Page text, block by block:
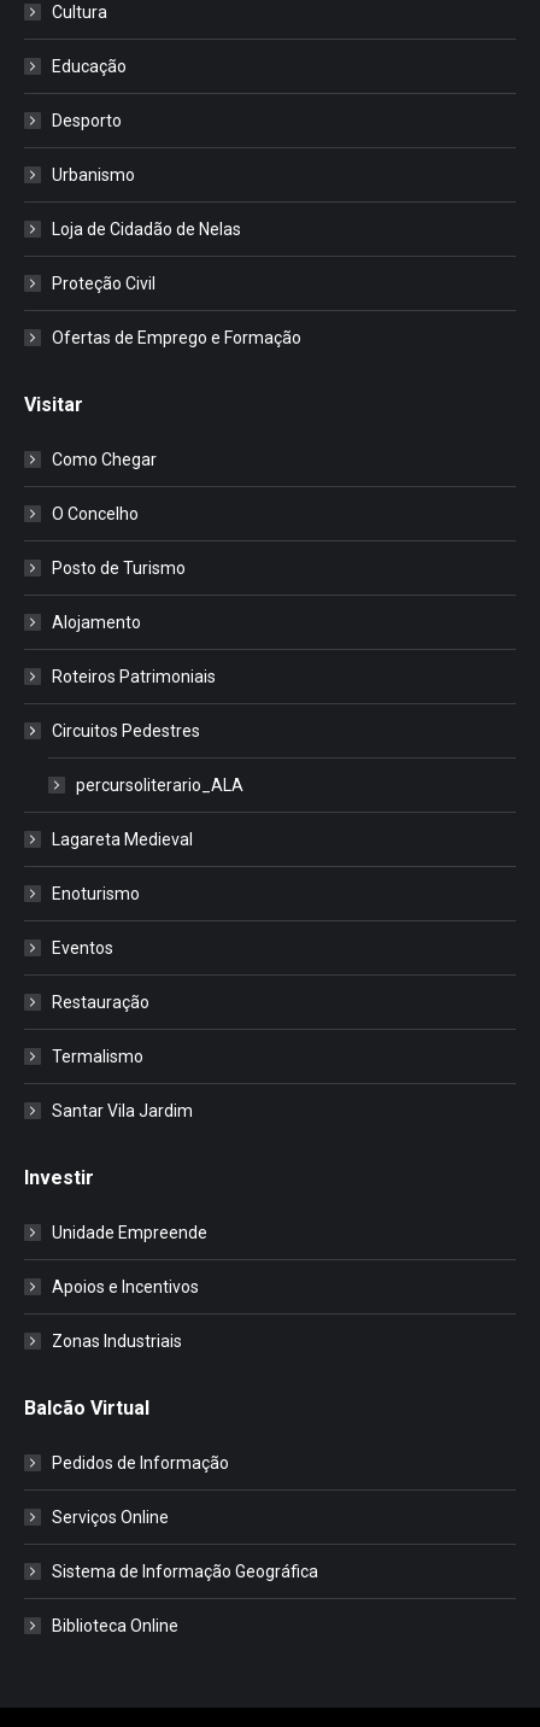
Cultura
Educação
Desporto
Urbanismo
Loja de Cidadão de Nelas
Proteção Civil
Ofertas de Emprego e Formação
Visitar
Como Chegar
O Concelho
Posto de Turismo
Alojamento
Roteiros Patrimoniais
Circuitos Pedestres
percursoliterario_ALA
Lagareta Medieval
Enoturismo
Eventos
Restauração
Termalismo
Santar Vila Jardim
Investir
Unidade Empreende
Apoios e Incentivos
Zonas Industriais
Balcão Virtual
Pedidos de Informação
Serviços Online
Sistema de Informação Geográfica
Biblioteca Online